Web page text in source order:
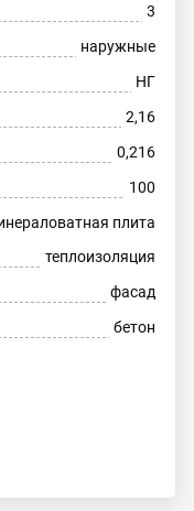
3
наружные
НГ
2,16
0,216
100
плита
теплоизоляция
фасад
бетон